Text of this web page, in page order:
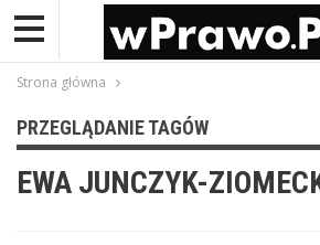
Strona główna
PRZEGLĄDANIE TAGÓW
EWA JUNCZYK-